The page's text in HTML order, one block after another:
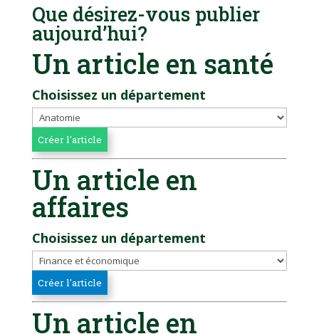
Que désirez-vous publier
aujourd’hui?
Un article en santé
Choisissez un département
Un article en
affaires
Choisissez un département
Un article en